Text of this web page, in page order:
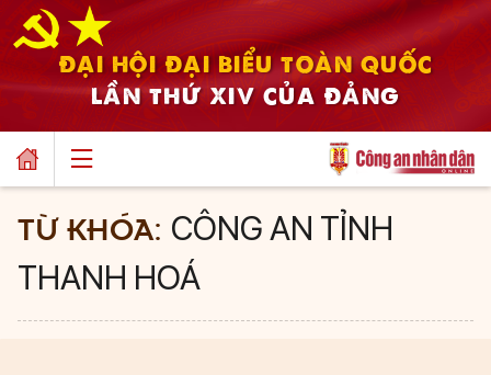
ĐẠI HỘI ĐẠI BIỂU TOÀN QUỐC
LẦN THỨ XIV CỦA ĐẢNG
TỪ KHÓA: CÔNG AN TỈNH
THANH HOÁ